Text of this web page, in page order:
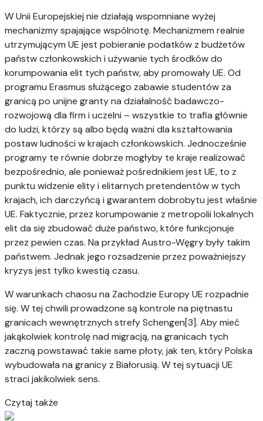
W Unii Europejskiej nie działają wspomniane wyżej
mechanizmy spajające wspólnotę. Mechanizmem realnie
utrzymującym UE jest pobieranie podatków z budżetów
państw członkowskich i używanie tych środków do
korumpowania elit tych państw, aby promowały UE. Od
programu Erasmus służącego zabawie studentów za
granicą po unijne granty na działalność badawczo-
rozwojową dla firm i uczelni – wszystkie to trafia głównie
do ludzi, którzy są albo będą ważni dla kształtowania
postaw ludności w krajach członkowskich. Jednocześnie
programy te równie dobrze mogłyby te kraje realizować
bezpośrednio, ale ponieważ pośrednikiem jest UE, to z
punktu widzenie elity i elitarnych pretendentów w tych
krajach, ich darczyńcą i gwarantem dobrobytu jest właśnie
UE. Faktycznie, przez korumpowanie z metropolii lokalnych
elit da się zbudować duże państwo, które funkcjonuje
przez pewien czas. Na przykład Austro-Węgry były takim
państwem. Jednak jego rozsadzenie przez poważniejszy
kryzys jest tylko kwestią czasu.
W warunkach chaosu na Zachodzie Europy UE rozpadnie
się. W tej chwili prowadzone są kontrole na piętnastu
granicach wewnętrznych strefy Schengen[3]. Aby mieć
jakąkolwiek kontrolę nad migracją, na granicach tych
zaczną powstawać takie same płoty, jak ten, który Polska
wybudowała na granicy z Białorusią. W tej sytuacji UE
straci jakikolwiek sens.
Czytaj także